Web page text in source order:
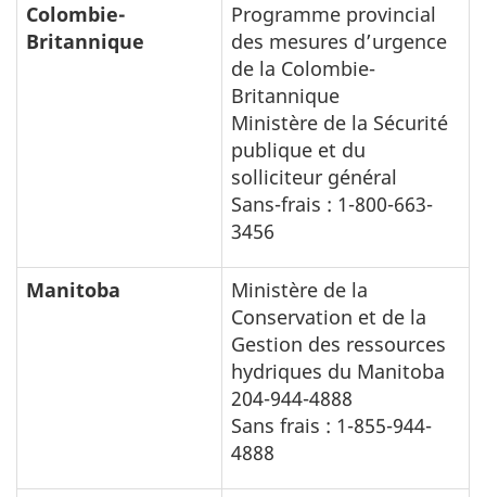
Colombie-
Britannique
Programme provincial
des mesures d’urgence
de la Colombie-
Britannique
Ministère de la Sécurité
publique et du
solliciteur général
Sans-frais : 1-800-663-
3456
Manitoba
Ministère de la
Conservation et de la
Gestion des ressources
hydriques du Manitoba
204-944-4888
Sans frais : 1-855-944-
4888